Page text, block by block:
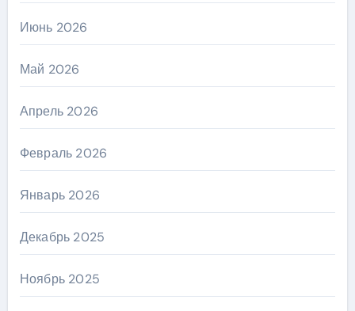
Июнь 2026
Май 2026
Апрель 2026
Февраль 2026
Январь 2026
Декабрь 2025
Ноябрь 2025